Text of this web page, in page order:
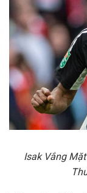
Isak Vắng